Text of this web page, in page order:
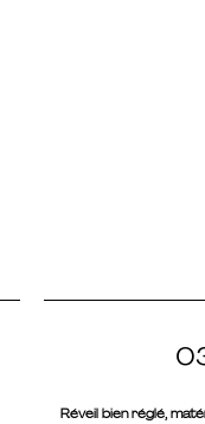
Réveil bien réglé,